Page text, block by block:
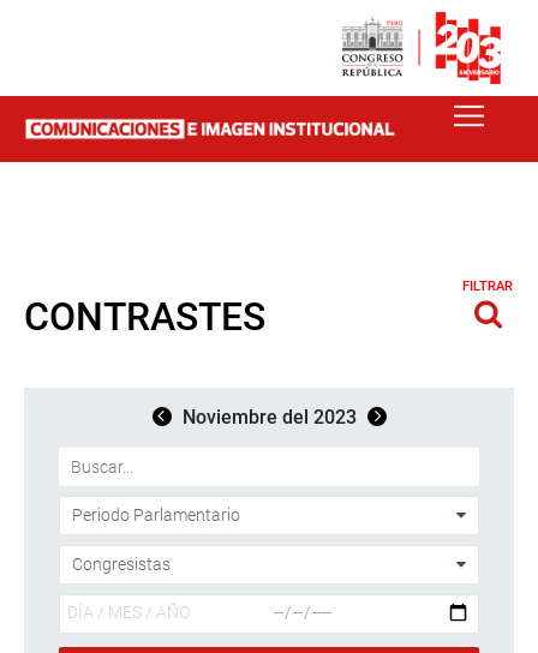
CONTRASTES
FILTRAR
Noviembre del 2023